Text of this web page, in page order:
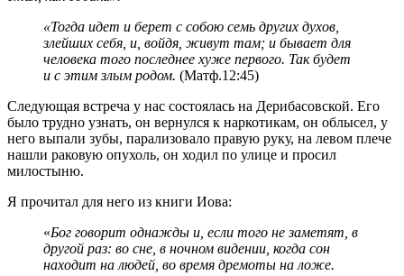
«Тогда идет и берет с собою семь других духов,
злейших себя, и, войдя, живут там; и бывает для
человека того последнее хуже первого. Так будет
и с этим злым родом. (Матф.12:45)
Следующая встреча у нас состоялась на Дерибасовской. Его
было трудно узнать, он вернулся к наркотикам, он облысел, у
него выпали зубы, парализовало правую руку, на левом плече
нашли раковую опухоль, он ходил по улице и просил
милостыню.
Я прочитал для него из книги Иова:
«Бог говорит однажды и, если того не заметят, в
другой раз: во сне, в ночном видении, когда сон
находит на людей, во время дремоты на ложе.